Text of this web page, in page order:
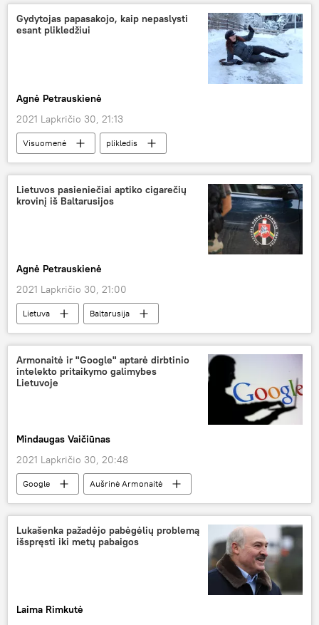
Karališkosios naujienos
Elžbieta II
Gydytojas papasakojo, kaip nepaslysti
esant plikledžiui
Agnė Petrauskienė
2021 Lapkričio 30, 21:13
Visuomenė
plikledis
Medicina ir sveikata
Lietuvos pasieniečiai aptiko cigarečių
krovinį iš Baltarusijos
Agnė Petrauskienė
2021 Lapkričio 30, 21:00
Lietuva
Baltarusija
Valstybės sienos apsaugos tarnyba (VSAT)
cigarečių kontrabanda
Armonaitė ir "Google" aptarė dirbtinio
intelekto pritaikymo galimybes
Lietuvoje
Mindaugas Vaičiūnas
2021 Lapkričio 30, 20:48
Google Aušrinė Armonaitė
Lukašenka pažadėjo pabėgėlių problemą
išspręsti iki metų pabaigos
Laima Rimkutė